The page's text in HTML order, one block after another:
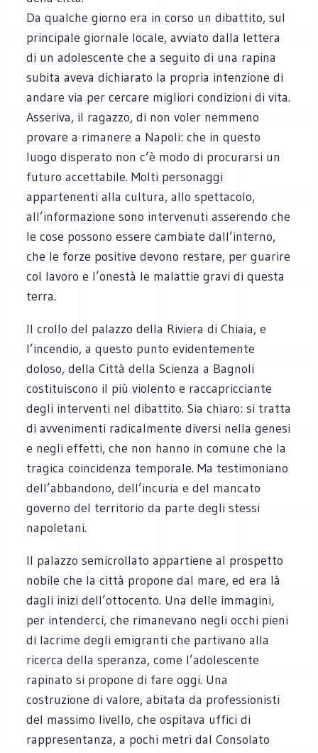
Da qualche giorno era in corso un dibattito, sul
principale giornale locale, avviato dalla lettera
di un adolescente che a seguito di una rapina
subita aveva dichiarato la propria intenzione di
andare via per cercare migliori condizioni di vita.
Asseriva, il ragazzo, di non voler nemmeno
provare a rimanere a Napoli: che in questo
luogo disperato non c’è modo di procurarsi un
futuro accettabile. Molti personaggi
appartenenti alla cultura, allo spettacolo,
all’informazione sono intervenuti asserendo che
le cose possono essere cambiate dall’interno,
che le forze positive devono restare, per guarire
col lavoro e l’onestà le malattie gravi di questa
terra.
Il crollo del palazzo della Riviera di Chiaia, e
l’incendio, a questo punto evidentemente
doloso, della Città della Scienza a Bagnoli
costituiscono il più violento e raccapricciante
degli interventi nel dibattito. Sia chiaro: si tratta
di avvenimenti radicalmente diversi nella genesi
e negli effetti, che non hanno in comune che la
tragica coincidenza temporale. Ma testimoniano
dell’abbandono, dell’incuria e del mancato
governo del territorio da parte degli stessi
napoletani.
Il palazzo semicrollato appartiene al prospetto
nobile che la città propone dal mare, ed era là
dagli inizi dell’ottocento. Una delle immagini,
per intenderci, che rimanevano negli occhi pieni
di lacrime degli emigranti che partivano alla
ricerca della speranza, come l’adolescente
rapinato si propone di fare oggi. Una
costruzione di valore, abitata da professionisti
del massimo livello, che ospitava uffici di
rappresentanza, a pochi metri dal Consolato